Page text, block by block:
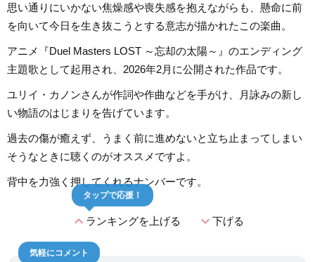
思い通りにいかない焦燥感や喪失感を抱えながらも、懸命に前
を向いて今日を生き抜こうとする意志が描かれたこの楽曲。
アニメ『Duel Masters LOST ～忘却の太陽～』のエンディング
主題歌として起用され、2026年2月に公開された作品です。
ユリイ・カノンさんが作詞や作曲などを手がけ、月詠みの新し
い物語のはじまりを告げています。
過去の傷が癒えず、うまく前に進めないと立ち止まってしまい
そうなときに聴くのがオススメですよ。
背中を力強く押してくれるナンバーです。
expand_lessランキングを上げる
タップで応援！
expand_more下げる
気軽にコメント